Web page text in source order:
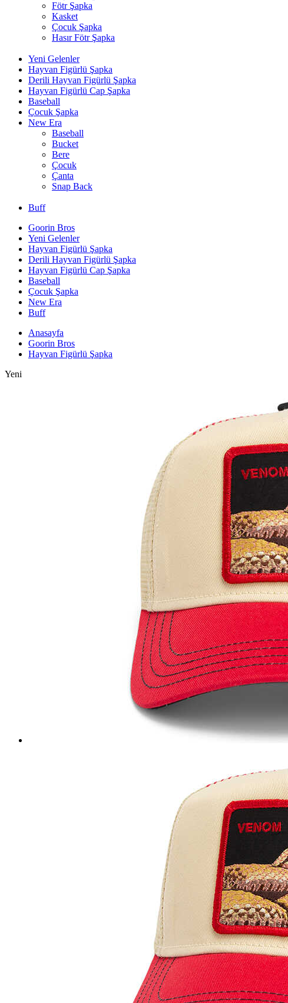
Fötr Şapka
Kasket
Çocuk Şapka
Hasır Fötr Şapka
Yeni Gelenler
Hayvan Figürlü Şapka
Derili Hayvan Figürlü Şapka
Hayvan Figürlü Cap Şapka
Baseball
Çocuk Şapka
New Era
Baseball
Bucket
Bere
Çocuk
Çanta
Snap Back
Buff
Goorin Bros
Yeni Gelenler
Hayvan Figürlü Şapka
Derili Hayvan Figürlü Şapka
Hayvan Figürlü Cap Şapka
Baseball
Çocuk Şapka
New Era
Buff
Anasayfa
Goorin Bros
Hayvan Figürlü Şapka
Yeni